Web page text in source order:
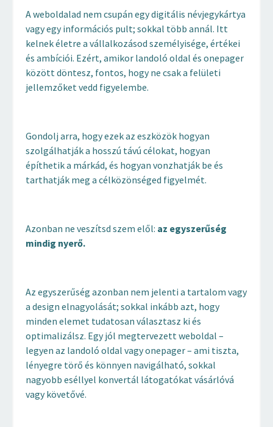
A weboldalad nem csupán egy digitális névjegykártya
vagy egy információs pult; sokkal több annál. Itt
kelnek életre a vállalkozásod személyisége, értékei
és ambíciói. Ezért, amikor landoló oldal és onepager
között döntesz, fontos, hogy ne csak a felületi
jellemzőket vedd figyelembe.
Gondolj arra, hogy ezek az eszközök hogyan
szolgálhatják a hosszú távú célokat, hogyan
építhetik a márkád, és hogyan vonzhatják be és
tarthatják meg a célközönséged figyelmét.
Azonban ne veszítsd szem elől: az egyszerűség
mindig nyerő.
Az egyszerűség azonban nem jelenti a tartalom vagy
a design elnagyolását; sokkal inkább azt, hogy
minden elemet tudatosan választasz ki és
optimalizálsz. Egy jól megtervezett weboldal –
legyen az landoló oldal vagy onepager – ami tiszta,
lényegre törő és könnyen navigálható, sokkal
nagyobb eséllyel konvertál látogatókat vásárlóvá
vagy követővé.